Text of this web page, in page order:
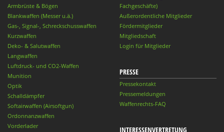
Armbrüste & Bögen
Blankwaffen (Messer u.ä.)
Gas-, Signal-, Schreckschusswaffen
Kurzwaffen
Deko- & Salutwaffen
Langwaffen
Luftdruck- und CO2-Waffen
Munition
Optik
Schalldämpfer
Softairwaffen (Airsoftgun)
Ordonnanzwaffen
Vorderlader
Fachgeschäfte)
Außerordentliche Mitglieder
Fördermitglieder
Mitgliedschaft
Login für Mitglieder
PRESSE
Pressekontakt
Pressemeldungen
Waffenrechts-FAQ
INTERESSENVERTRETUNG